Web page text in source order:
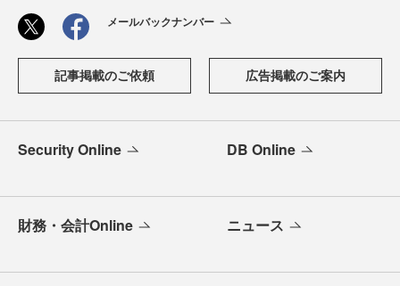
メールバックナンバー
記事掲載のご依頼 広告掲載のご案内
Security Online DB Online
財務・会計Online ニュース